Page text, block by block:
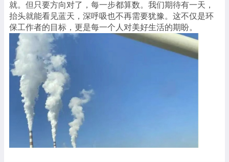
就。但只要方向对了，每一步都算数。我们期待有一天，
抬头就能看见蓝天，深呼吸也不再需要犹豫。这不仅是环
保工作者的目标，更是每一个人对美好生活的期盼。